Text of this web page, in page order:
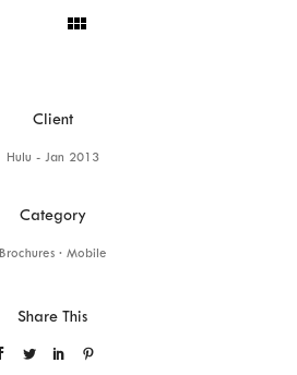
Client
Hulu - Jan 2013
Category
Brochures· Mobile
Share This